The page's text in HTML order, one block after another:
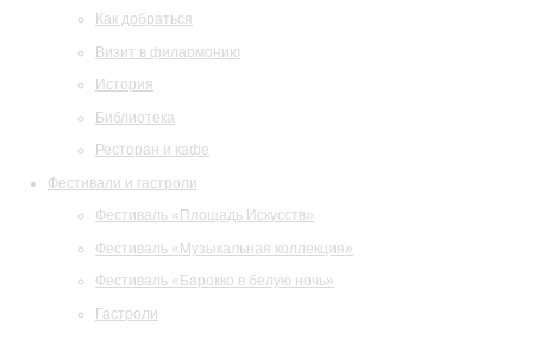
Как добраться
Визит в филармонию
История
Библиотека
Ресторан и кафе
Фестивали и гастроли
Фестиваль «Площадь Искусств»
Фестиваль «Музыкальная коллекция»
Фестиваль «Барокко в белую ночь»
Гастроли